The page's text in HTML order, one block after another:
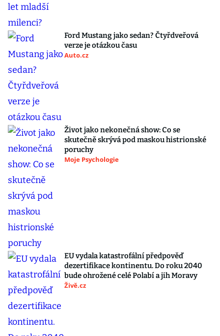
Ford Mustang jako sedan? Čtyřdveřová
verze je otázkou času
Auto.cz
Život jako nekonečná show: Co se
skutečně skrývá pod maskou histrionské
poruchy
Moje Psychologie
EU vydala katastrofální předpověď
dezertifikace kontinentu. Do roku 2040
bude ohrožené celé Polabí a jih Moravy
Živě.cz